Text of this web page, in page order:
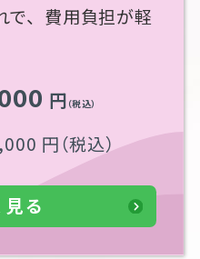
で、費用負担が軽
円 （税込）
円（税込）
る